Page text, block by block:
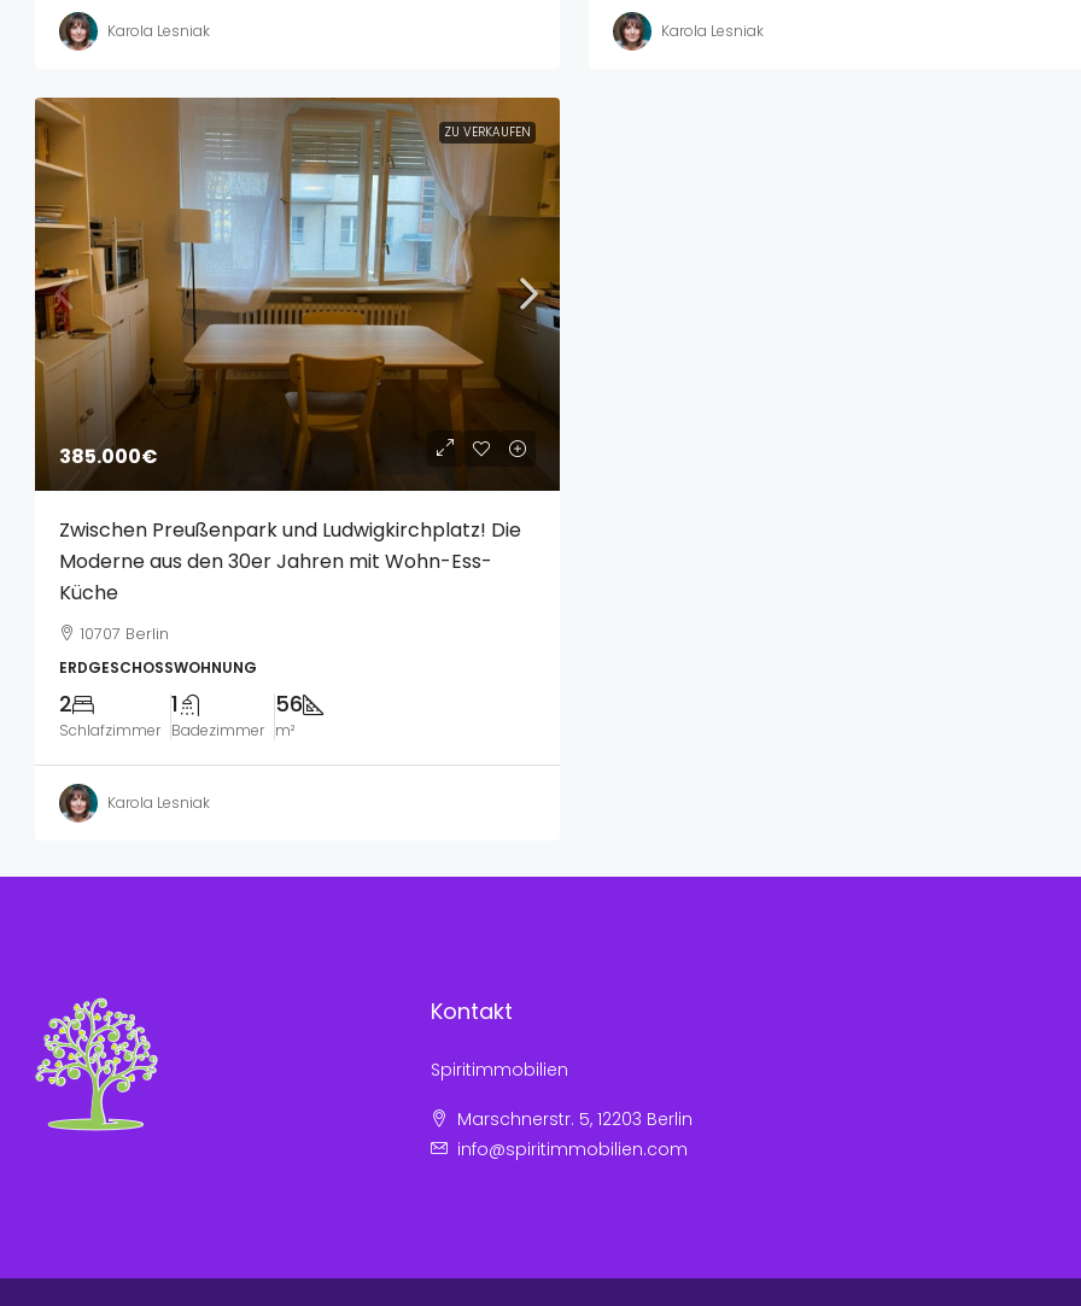
Karola Lesniak Karola Lesniak
ZU VERKAUFEN
385.000€
Zwischen Preußenpark und Ludwigkirchplatz! Die
Moderne aus den 30er Jahren mit Wohn-Ess-
Küche
10707 Berlin
ERDGESCHOSSWOHNUNG
2
Schlafzimmer
1
Badezimmer
56
m²
Karola Lesniak
Kontakt
Spiritimmobilien
Marschnerstr. 5, 12203 Berlin
info@spiritimmobilien.com